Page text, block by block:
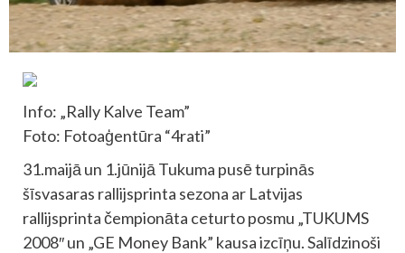
Info: „Rally Kalve Team”
Foto: Fotoaģentūra “4rati”
31.maijā un 1.jūnijā Tukuma pusē turpinās
šīsvasaras rallijsprinta sezona ar Latvijas
rallijsprinta čempionāta ceturto posmu „TUKUMS
2008″ un „GE Money Bank” kausa izcīņu. Salīdzinoši